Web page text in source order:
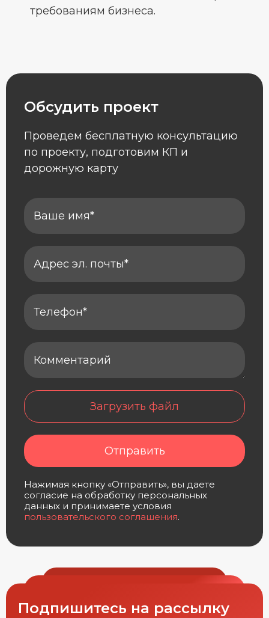
требованиям бизнеса.
Обсудить проект
Проведем бесплатную консультацию
по проекту, подготовим КП и
дорожную карту
Отправить
Загрузить файл
Нажимая кнопку «Отправить», вы даете
согласие на обработку персональных
данных и принимаете условия
пользовательского соглашения.
Подпишитесь на рассылку